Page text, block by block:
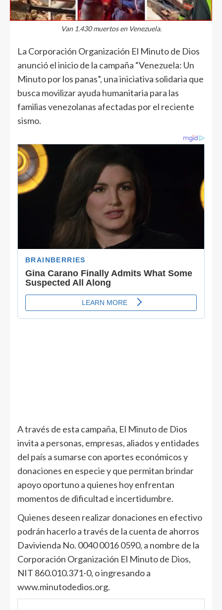
Van 1.430 muertos en Venezuela.
La Corporación Organización El Minuto de Dios
anunció el inicio de la campaña “Venezuela: Un
Minuto por los panas”, una iniciativa solidaria que
busca movilizar ayuda humanitaria para las
familias venezolanas afectadas por el reciente
sismo.
A través de esta campaña, El Minuto de Dios
invita a personas, empresas, aliados y entidades
del país a sumarse con aportes económicos y
donaciones en especie y que permitan brindar
apoyo oportuno a quienes hoy enfrentan
momentos de dificultad e incertidumbre.
Quienes deseen realizar donaciones en efectivo
podrán hacerlo a través de la cuenta de ahorros
Davivienda No. 0040 0016 0590, a nombre de la
Corporación Organización El Minuto de Dios,
NIT 860.010.371-0, o ingresando a
www.minutodedios.org.